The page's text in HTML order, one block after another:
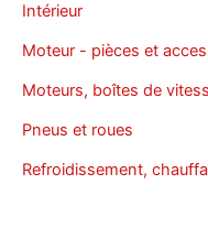
Intérieur
Moteur - pièces et
Moteurs, boîtes de
Pneus et roues
Refroidissement,